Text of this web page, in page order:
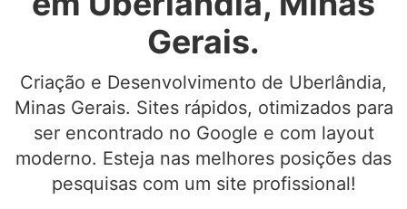
Gerais.
Criação e Desenvolvimento de Uberlândia,
Minas Gerais. Sites rápidos, otimizados para
ser encontrado no Google e com layout
moderno. Esteja nas melhores posições das
pesquisas com um site profissional!